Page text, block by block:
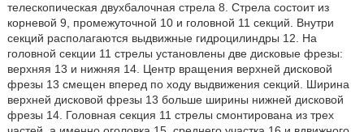
телескопическая двухбалочная стрела 8. Стрела состоит из
корневой 9, промежуточной 10 и головной 11 секций. Внутри
секций располагаются выдвижные гидроцилиндры 12. На
головной секции 11 стрелы установлены две дисковые фрезы:
верхняя 13 и нижняя 14. Центр вращения верхней дисковой
фрезы 13 смещен вперед по ходу выдвижения секций. Ширина
верхней дисковой фрезы 13 больше ширины нижней дисковой
фрезы 14. Головная секция 11 стрелы смонтирована из трех